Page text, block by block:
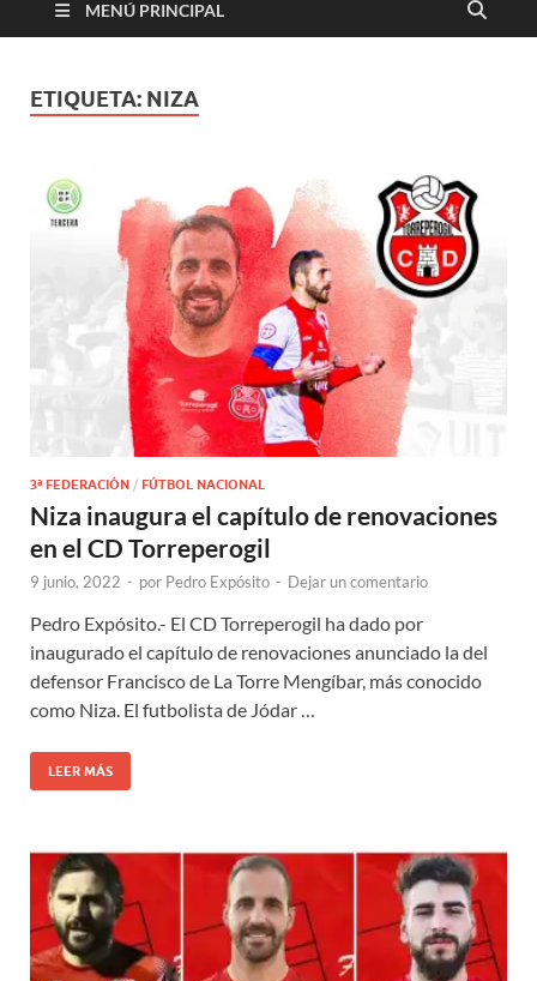
MENÚ PRINCIPAL
ETIQUETA: NIZA
3ª FEDERACIÓN / FÚTBOL NACIONAL
Niza inaugura el capítulo de renovaciones
en el CD Torreperogil
9 junio, 2022 - por Pedro Expósito - Dejar un comentario
Pedro Expósito.- El CD Torreperogil ha dado por
inaugurado el capítulo de renovaciones anunciado la del
defensor Francisco de La Torre Mengíbar, más conocido
como Niza. El futbolista de Jódar …
LEER MÁS